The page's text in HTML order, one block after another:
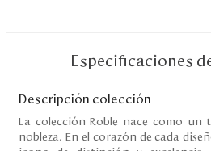
Mi cuenta
Especificaciones
Descripción colección
La colección Roble nace como
nobleza. En el corazón de cada